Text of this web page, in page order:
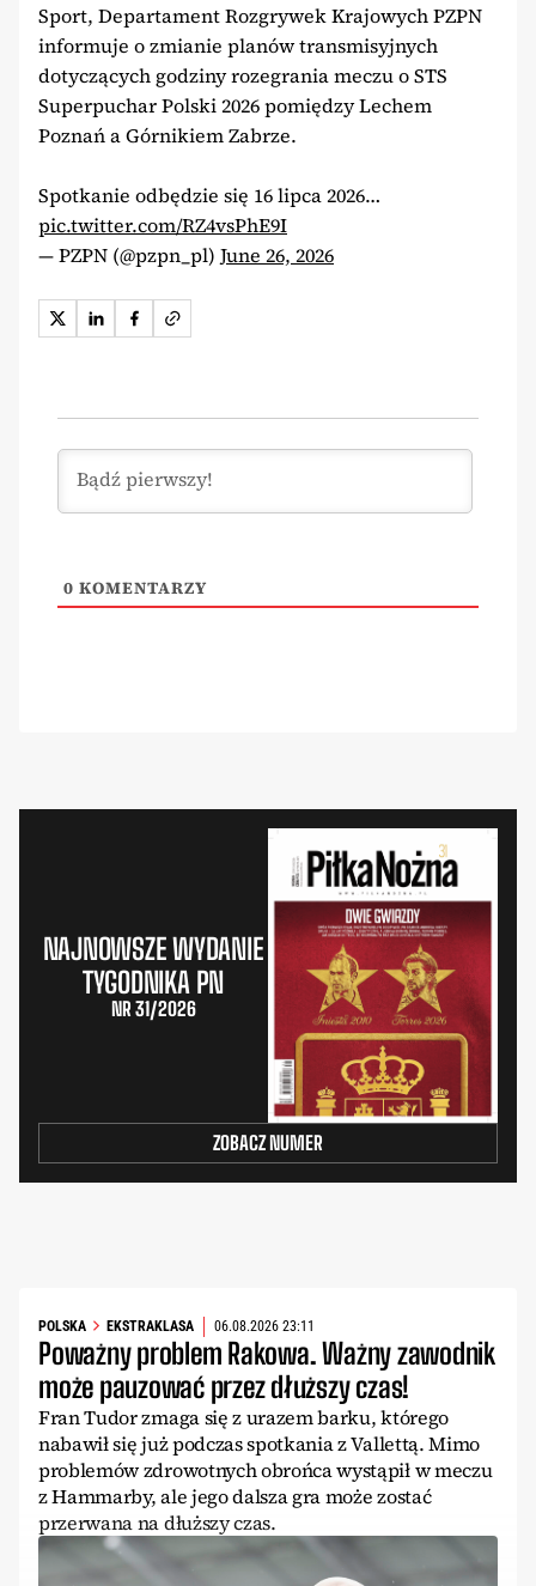
Sport, Departament Rozgrywek Krajowych PZPN
informuje o zmianie planów transmisyjnych
dotyczących godziny rozegrania meczu o STS
Superpuchar Polski 2026 pomiędzy Lechem
Poznań a Górnikiem Zabrze.
Spotkanie odbędzie się 16 lipca 2026…
pic.twitter.com/RZ4vsPhE9I
— PZPN (@pzpn_pl) June 26, 2026
0 KOMENTARZY
NAJNOWSZE WYDANIE
TYGODNIKA PN
NR 31/2026
ZOBACZ NUMER
POLSKA EKSTRAKLASA 06.08.2026 23:11
Poważny problem Rakowa. Ważny zawodnik
może pauzować przez dłuższy czas!
Fran Tudor zmaga się z urazem barku, którego
nabawił się już podczas spotkania z Vallettą. Mimo
problemów zdrowotnych obrońca wystąpił w meczu
z Hammarby, ale jego dalsza gra może zostać
przerwana na dłuższy czas.